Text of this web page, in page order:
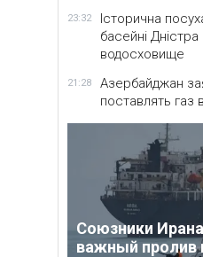
23:32
Історична
басейні
водосховище
21:28
Азербайджан
поставлять газ
Союзники
важный пролив